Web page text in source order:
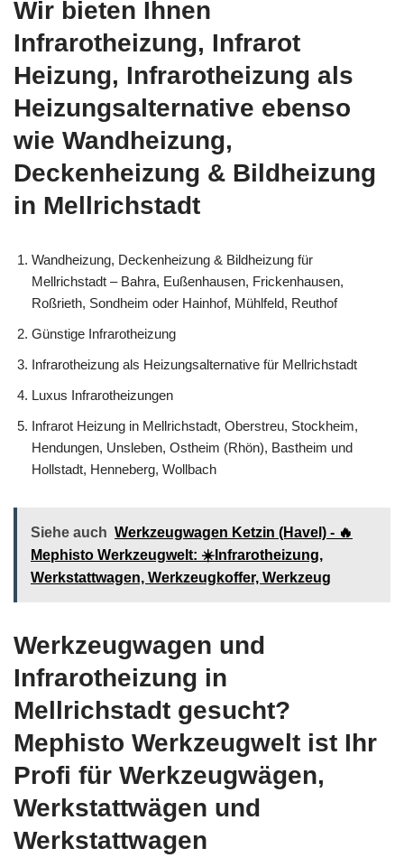
Wir bieten Ihnen
Infrarotheizung, Infrarot
Heizung, Infrarotheizung als
Heizungsalternative ebenso
wie Wandheizung,
Deckenheizung & Bildheizung
in Mellrichstadt
Wandheizung, Deckenheizung & Bildheizung für
Mellrichstadt – Bahra, Eußenhausen, Frickenhausen,
Roßrieth, Sondheim oder Hainhof, Mühlfeld, Reuthof
Günstige Infrarotheizung
Infrarotheizung als Heizungsalternative für Mellrichstadt
Luxus Infrarotheizungen
Infrarot Heizung in Mellrichstadt, Oberstreu, Stockheim,
Hendungen, Unsleben, Ostheim (Rhön), Bastheim und
Hollstadt, Henneberg, Wollbach
Siehe auch Werkzeugwagen Ketzin (Havel) - 🔥
Mephisto Werkzeugwelt: ☀️Infrarotheizung,
Werkstattwagen, Werkzeugkoffer, Werkzeug
Werkzeugwagen und
Infrarotheizung in
Mellrichstadt gesucht?
Mephisto Werkzeugwelt ist Ihr
Profi für Werkzeugwägen,
Werkstattwägen und
Werkstattwagen